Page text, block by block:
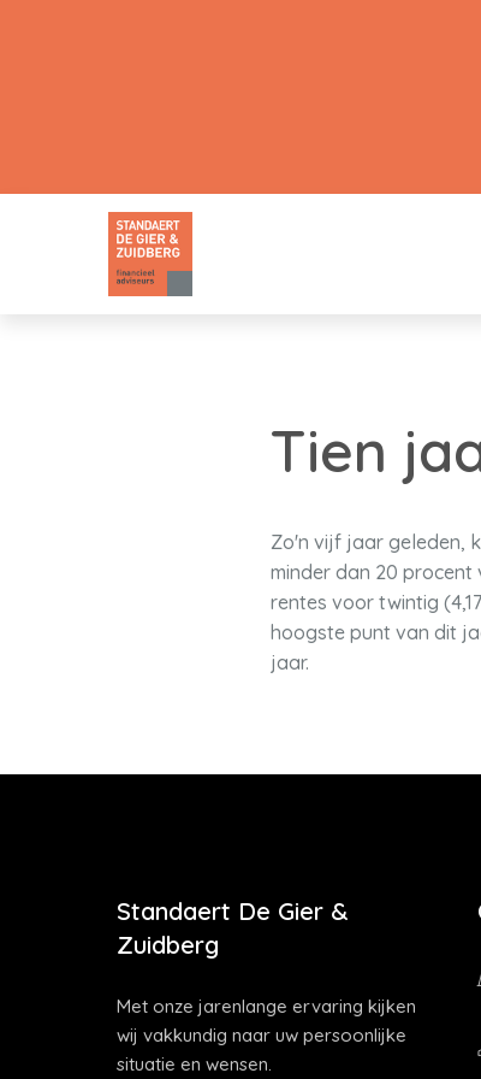
Tien
Zo'n vijf jaar geleden,
minder dan 20 procent
rentes voor twintig
hoogste punt van dit
jaar.
Standaert De Gier &
Zuidberg
Met onze jarenlange ervaring kijken
wij vakkundig naar uw persoonlijke
situatie en wensen.